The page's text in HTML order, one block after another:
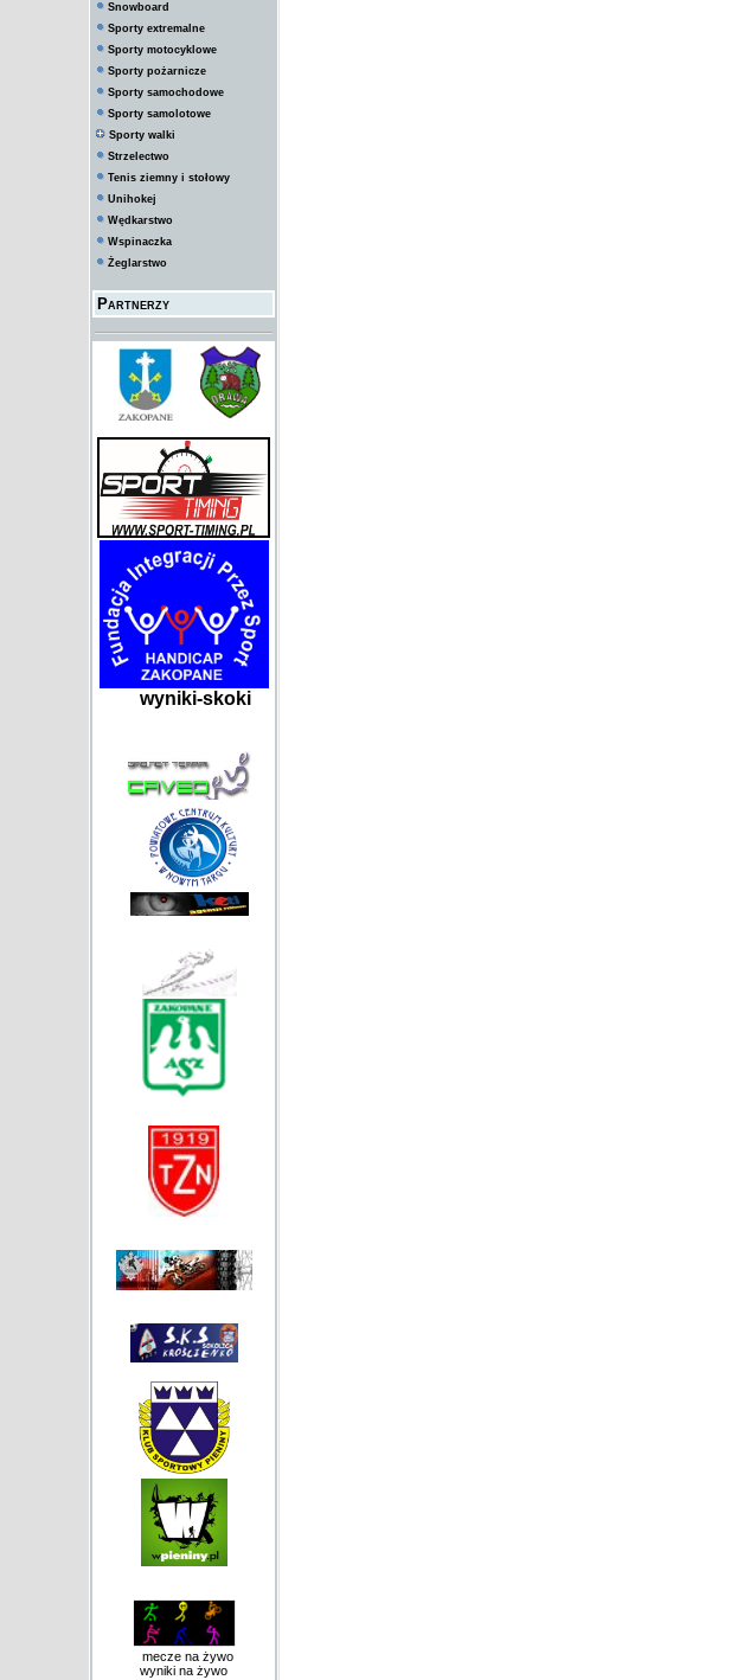
Snowboard
Sporty extremalne
Sporty motocyklowe
Sporty pożarnicze
Sporty samochodowe
Sporty samolotowe
Sporty walki
Strzelectwo
Tenis ziemny i stołowy
Unihokej
Wędkarstwo
Wspinaczka
Żeglarstwo
Partnerzy
wyniki-skoki
mecze na żywo
wyniki na żywo